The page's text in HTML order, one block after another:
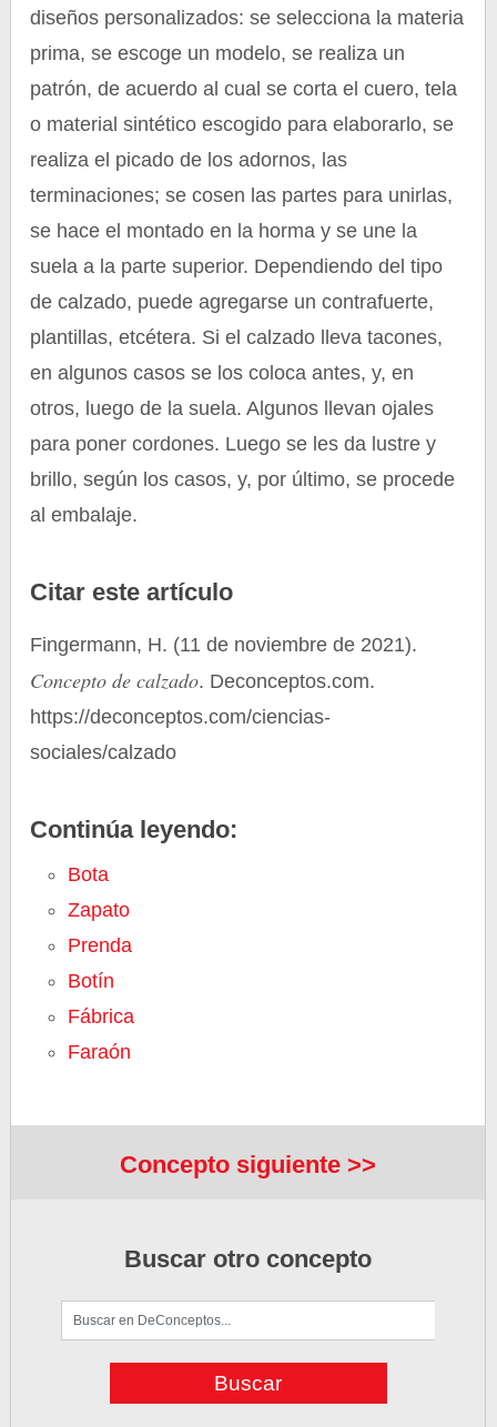
diseños personalizados: se selecciona la materia
prima, se escoge un modelo, se realiza un
patrón, de acuerdo al cual se corta el cuero, tela
o material sintético escogido para elaborarlo, se
realiza el picado de los adornos, las
terminaciones; se cosen las partes para unirlas,
se hace el montado en la horma y se une la
suela a la parte superior. Dependiendo del tipo
de calzado, puede agregarse un contrafuerte,
plantillas, etcétera. Si el calzado lleva tacones,
en algunos casos se los coloca antes, y, en
otros, luego de la suela. Algunos llevan ojales
para poner cordones. Luego se les da lustre y
brillo, según los casos, y, por último, se procede
al embalaje.
Citar este artículo
Fingermann, H. (11 de noviembre de 2021).
Concepto de calzado. Deconceptos.com.
https://deconceptos.com/ciencias-
sociales/calzado
Continúa leyendo:
Bota
Zapato
Prenda
Botín
Fábrica
Faraón
Concepto siguiente >>
Buscar otro concepto